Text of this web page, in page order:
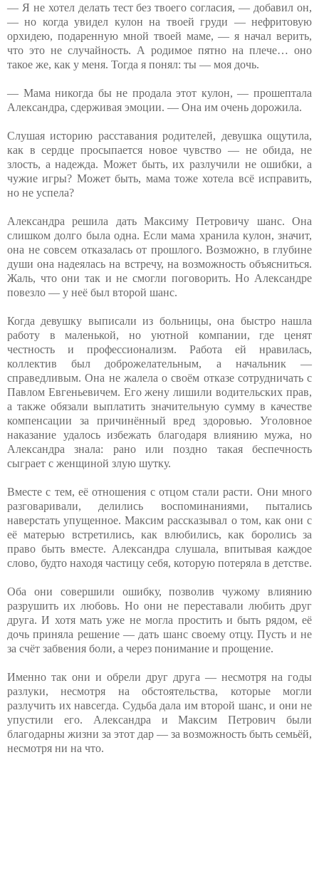
— Я не хотел делать тест без твоего согласия, — добавил он,
— но когда увидел кулон на твоей груди — нефритовую
орхидею, подаренную мной твоей маме, — я начал верить,
что это не случайность. А родимое пятно на плече… оно
такое же, как у меня. Тогда я понял: ты — моя дочь.
— Мама никогда бы не продала этот кулон, — прошептала
Александра, сдерживая эмоции. — Она им очень дорожила.
Слушая историю расставания родителей, девушка ощутила,
как в сердце просыпается новое чувство — не обида, не
злость, а надежда. Может быть, их разлучили не ошибки, а
чужие игры? Может быть, мама тоже хотела всё исправить,
но не успела?
Александра решила дать Максиму Петровичу шанс. Она
слишком долго была одна. Если мама хранила кулон, значит,
она не совсем отказалась от прошлого. Возможно, в глубине
души она надеялась на встречу, на возможность объясниться.
Жаль, что они так и не смогли поговорить. Но Александре
повезло — у неё был второй шанс.
Когда девушку выписали из больницы, она быстро нашла
работу в маленькой, но уютной компании, где ценят
честность и профессионализм. Работа ей нравилась,
коллектив был доброжелательным, а начальник —
справедливым. Она не жалела о своём отказе сотрудничать с
Павлом Евгеньевичем. Его жену лишили водительских прав,
а также обязали выплатить значительную сумму в качестве
компенсации за причинённый вред здоровью. Уголовное
наказание удалось избежать благодаря влиянию мужа, но
Александра знала: рано или поздно такая беспечность
сыграет с женщиной злую шутку.
Вместе с тем, её отношения с отцом стали расти. Они много
разговаривали, делились воспоминаниями, пытались
наверстать упущенное. Максим рассказывал о том, как они с
её матерью встретились, как влюбились, как боролись за
право быть вместе. Александра слушала, впитывая каждое
слово, будто находя частицу себя, которую потеряла в детстве.
Оба они совершили ошибку, позволив чужому влиянию
разрушить их любовь. Но они не переставали любить друг
друга. И хотя мать уже не могла простить и быть рядом, её
дочь приняла решение — дать шанс своему отцу. Пусть и не
за счёт забвения боли, а через понимание и прощение.
Именно так они и обрели друг друга — несмотря на годы
разлуки, несмотря на обстоятельства, которые могли
разлучить их навсегда. Судьба дала им второй шанс, и они не
упустили его. Александра и Максим Петрович были
благодарны жизни за этот дар — за возможность быть семьёй,
несмотря ни на что.